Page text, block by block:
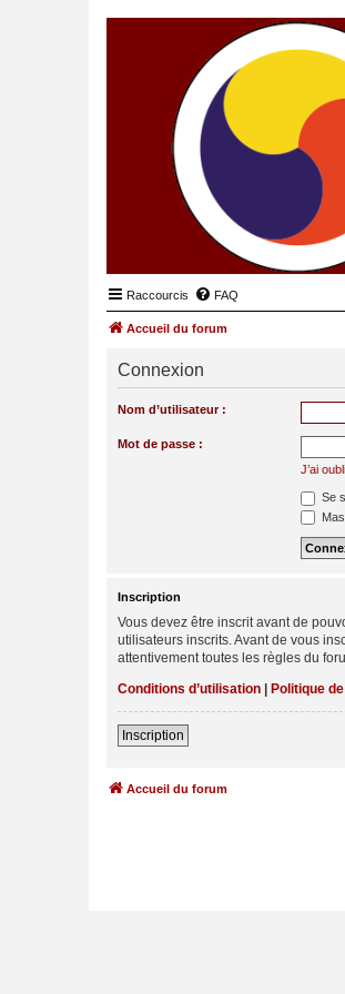
Raccourcis FAQ
Accueil du forum
Connexion
Nom d’utilisateur :
Mot de passe :
J’ai
Se
Inscription
Vous devez être inscrit avant de
utilisateurs inscrits. Avant de vous
attentivement toutes les règles du
Conditions d’utilisation | Politique
Inscription
Accueil du forum